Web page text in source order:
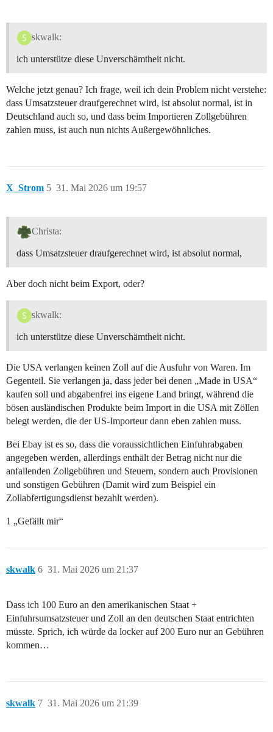
skwalk:
ich unterstütze diese Unverschämtheit nicht.
Welche jetzt genau? Ich frage, weil ich dein Problem nicht verstehe:
dass Umsatzsteuer draufgerechnet wird, ist absolut normal, ist in
Deutschland auch so, und dass beim Importieren Zollgebühren
zahlen muss, ist auch nun nichts Außergewöhnliches.
X_Strom 31. Mai 2026 um 19:57
5
Christa:
dass Umsatzsteuer draufgerechnet wird, ist absolut normal,
Aber doch nicht beim Export, oder?
skwalk:
ich unterstütze diese Unverschämtheit nicht.
Die USA verlangen keinen Zoll auf die Ausfuhr von Waren. Im
Gegenteil. Sie verlangen ja, dass jeder bei denen „Made in USA“
kaufen soll und abgabenfrei ins eigene Land bringt, während die
bösen ausländischen Produkte beim Import in die USA mit Zöllen
belegt werden, die der US-Importeur dann eben zahlen muss.
Bei Ebay ist es so, dass die voraussichtlichen Einfuhrabgaben
angegeben werden, allerdings enthält der Betrag nicht nur die
anfallenden Zollgebühren und Steuern, sondern auch Provisionen
und sonstigen Gebühren (Damit wird zum Beispiel ein
Zollabfertigungsdienst bezahlt werden).
1 „Gefällt mir“
skwalk 31. Mai 2026 um 21:37
6
Dass ich 100 Euro an den amerikanischen Staat +
Einfuhrsumsatzsteuer und Zoll an den deutschen Staat entrichten
müsste. Sprich, ich würde da locker auf 200 Euro nur an Gebühren
kommen…
skwalk 31. Mai 2026 um 21:39
7